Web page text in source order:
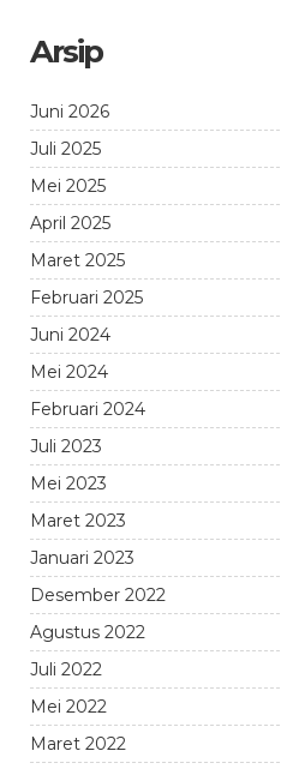
Arsip
Juni 2026
Juli 2025
Mei 2025
April 2025
Maret 2025
Februari 2025
Juni 2024
Mei 2024
Februari 2024
Juli 2023
Mei 2023
Maret 2023
Januari 2023
Desember 2022
Agustus 2022
Juli 2022
Mei 2022
Maret 2022